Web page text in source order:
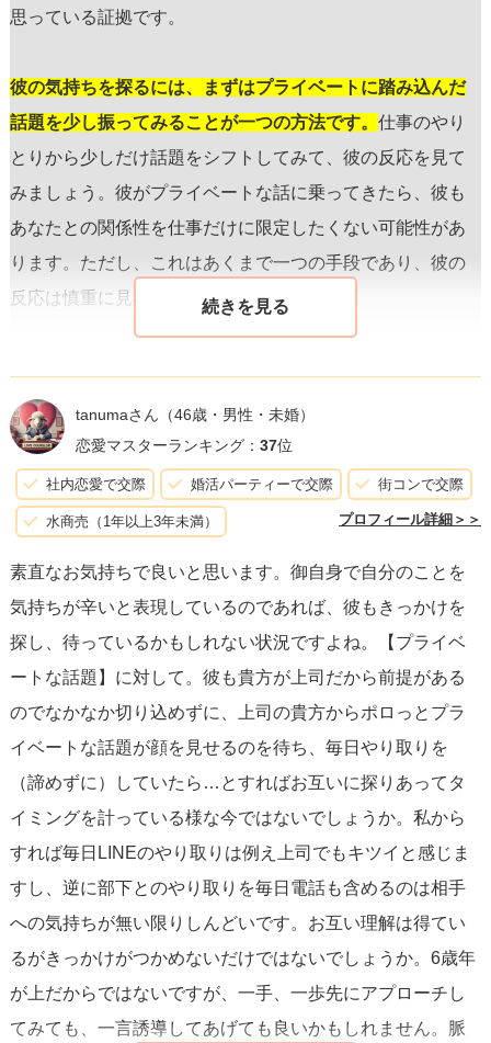
思っている証拠です。
彼の気持ちを探るには、まずはプライベートに踏み込んだ
話題を少し振ってみることが一つの方法です。 仕事のやり
とりから少しだけ話題をシフトしてみて、彼の反応を見て
みましょう。彼がプライベートな話に乗ってきたら、彼も
あなたとの関係性を仕事だけに限定したくない可能性があ
ります。ただし、これはあくまで一つの手段であり、彼の
反応は慎重に見極める必要があります。
LINEを待ってしまうということは、あなた自身、彼に特別
な感情を持ち始めている可能性があります。その気持ちに
気づき、それをどう扱うかを考える時間を持つことが、こ
れからのあなたと彼との関係において重要なポイントにな
るでしょう。
職場内での恋愛は、デリケートな問題も伴うため、もしも
の場合に備えて、あなた自身の感情や立場、そして会社の
規定や風潮をよく考えた上で行動するよう心がけてくださ
い。あなたからの僅かなアクションが、彼の隠れた気持ち
を引き出すかもしれませんし、少なくとも現状の関係性に
ついて何かしらの手がかりを得ることができるでしょう。
最終的に大切なのは、あなた自身が後悔しない選択をする
ことです。心を開いて少しずつやり取りの幅を広げてみて
はいかがでしょうか。
tanumaさん （46歳・男性・未婚）
恋愛マスターランキング： 37位
社内恋愛で交際 婚活パーティーで交際 街コンで交際
水商売（1年以上3年未満） プロフィール詳細＞＞
素直なお気持ちで良いと思います。御自身で自分のことを
気持ちが辛いと表現しているのであれば、彼もきっかけを
探し、待っているかもしれない状況ですよね。【プライベ
ートな話題】に対して。彼も貴方が上司だから前提がある
のでなかなか切り込めずに、上司の貴方からポロっとプラ
イベートな話題が顔を見せるのを待ち、毎日やり取りを
（諦めずに）していたら…とすればお互いに探りあってタ
イミングを計っている様な今ではないでしょうか。私から
すれば毎日LINEのやり取りは例え上司でもキツイと感じま
すし、逆に部下とのやり取りを毎日電話も含めるのは相手
への気持ちが無い限りしんどいです。お互い理解は得てい
るがきっかけがつかめないだけではないでしょうか。6歳年
が上だからではないですが、一手、一歩先にアプローチし
てみても、一言誘導してあげても良いかもしれません。脈